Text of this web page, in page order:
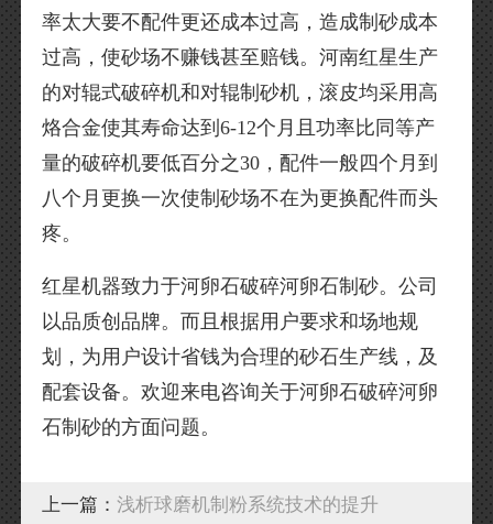
率太大要不配件更还成本过高，造成制砂成本
过高，使砂场不赚钱甚至赔钱。河南红星生产
的对辊式破碎机和对辊制砂机，滚皮均采用高
烙合金使其寿命达到6-12个月且功率比同等产
量的破碎机要低百分之30，配件一般四个月到
八个月更换一次使制砂场不在为更换配件而头
疼。
红星机器致力于河卵石破碎河卵石制砂。公司
以品质创品牌。而且根据用户要求和场地规
划，为用户设计省钱为合理的砂石生产线，及
配套设备。欢迎来电咨询关于河卵石破碎河卵
石制砂的方面问题。
上一篇： 浅析球磨机制粉系统技术的提升